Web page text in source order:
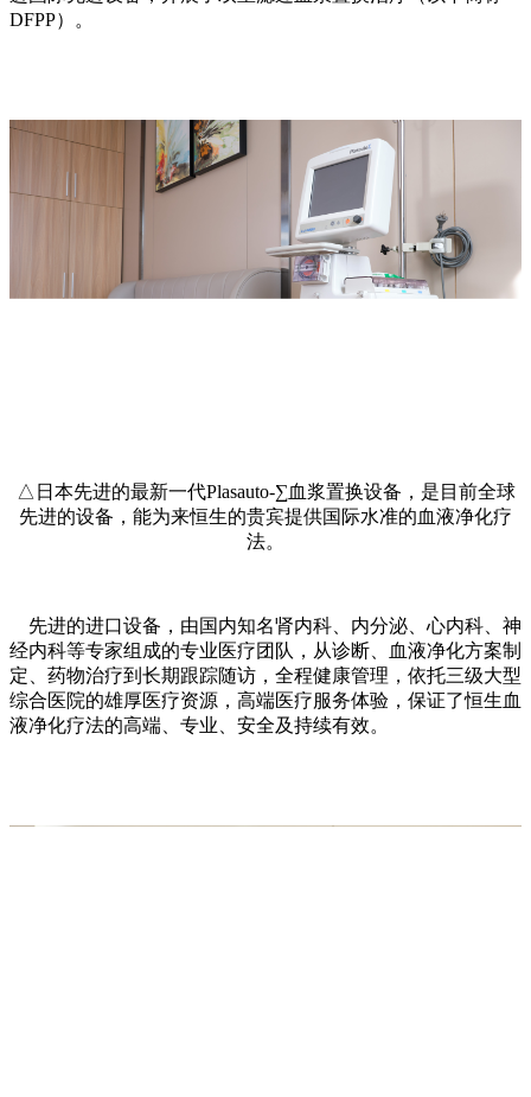
DFPP）。
△日本先进的最新一代Plasauto-∑血浆置换设备，是目前全球
先进的设备，能为来恒生的贵宾提供国际水准的血液净化疗
法。
先进的进口设备，由国内知名肾内科、内分泌、心内科、神
经内科等专家组成的专业医疗团队，从诊断、血液净化方案制
定、药物治疗到长期跟踪随访，全程健康管理，依托三级大型
综合医院的雄厚医疗资源，高端医疗服务体验，保证了恒生血
液净化疗法的高端、专业、安全及持续有效。